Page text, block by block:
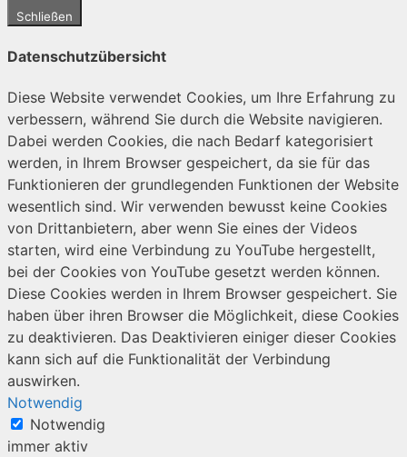
Schließen
Datenschutzübersicht
Diese Website verwendet Cookies, um Ihre Erfahrung zu
verbessern, während Sie durch die Website navigieren.
Dabei werden Cookies, die nach Bedarf kategorisiert
werden, in Ihrem Browser gespeichert, da sie für das
Funktionieren der grundlegenden Funktionen der Website
wesentlich sind. Wir verwenden bewusst keine Cookies
von Drittanbietern, aber wenn Sie eines der Videos
starten, wird eine Verbindung zu YouTube hergestellt,
bei der Cookies von YouTube gesetzt werden können.
Diese Cookies werden in Ihrem Browser gespeichert. Sie
haben über ihren Browser die Möglichkeit, diese Cookies
zu deaktivieren. Das Deaktivieren einiger dieser Cookies
kann sich auf die Funktionalität der Verbindung
auswirken.
Notwendig
Notwendig
immer aktiv